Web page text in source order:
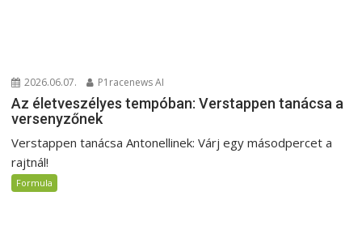
2026.06.07. P1racenews AI
Az életveszélyes tempóban: Verstappen tanácsa a
versenyzőnek
Verstappen tanácsa Antonellinek: Várj egy másodpercet a
rajtnál!
Formula